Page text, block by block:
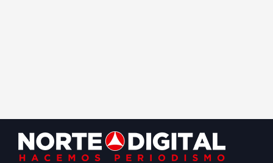
Footer